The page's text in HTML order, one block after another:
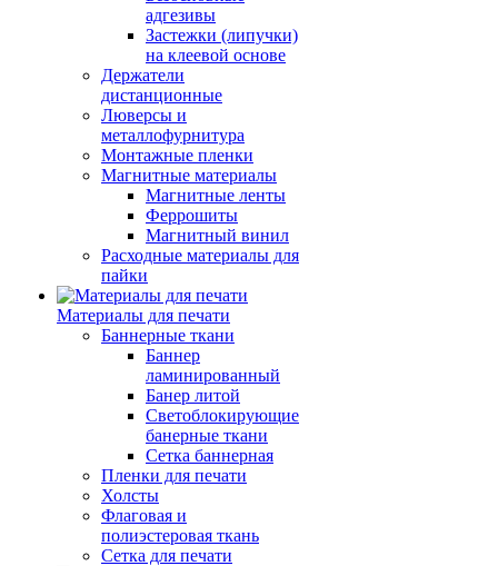
адгезивы
Застежки (липучки)
на клеевой основе
Держатели
дистанционные
Люверсы и
металлофурнитура
Монтажные пленки
Магнитные материалы
Магнитные ленты
Феррошиты
Магнитный винил
Расходные материалы для
пайки
Материалы для печати
Баннерные ткани
Баннер
ламинированный
Банер литой
Светоблокирующие
банерные ткани
Сетка баннерная
Пленки для печати
Холсты
Флаговая и
полиэстеровая ткань
Сетка для печати